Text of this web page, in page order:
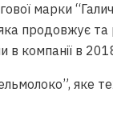
марки
продовжує
в компанії в
яке